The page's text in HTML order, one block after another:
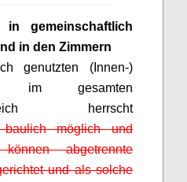
gemeinschaftlich
in den Zimmern
genutzten (Innen-)
im gesamten
herrscht
baulich möglich und
abgetrennte
und als solche